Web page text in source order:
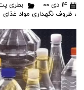
۱۴ دی ۰۰ بطری
، ظروف نگهداری مواد غذای